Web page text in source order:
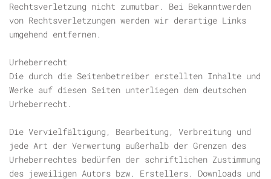
Rechtsverletzung nicht zumutbar. Bei Bekanntwerden
von Rechtsverletzungen werden wir derartige Links
umgehend entfernen.
Urheberrecht
Die durch die Seitenbetreiber erstellten Inhalte und
Werke auf diesen Seiten unterliegen dem deutschen
Urheberrecht.
Die Vervielfältigung, Bearbeitung, Verbreitung und
jede Art der Verwertung außerhalb der Grenzen des
Urheberrechtes bedürfen der schriftlichen Zustimmung
des jeweiligen Autors bzw. Erstellers. Downloads und